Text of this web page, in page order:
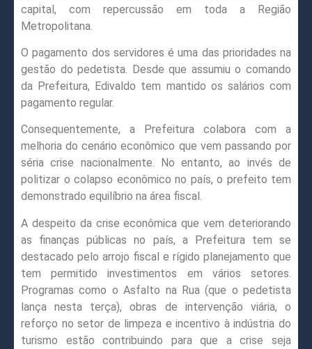
capital, com repercussão em toda a Região
Metropolitana.
O pagamento dos servidores é uma das prioridades na
gestão do pedetista. Desde que assumiu o comando
da Prefeitura, Edivaldo tem mantido os salários com
pagamento regular.
Consequentemente, a Prefeitura colabora com a
melhoria do cenário econômico que vem passando por
séria crise nacionalmente. No entanto, ao invés de
politizar o colapso econômico no país, o prefeito tem
demonstrado equilíbrio na área fiscal.
A despeito da crise econômica que vem deteriorando
as finanças públicas no país, a Prefeitura tem se
destacado pelo arrojo fiscal e rígido planejamento que
tem permitido investimentos em vários setores.
Programas como o Asfalto na Rua (que o pedetista
lança nesta terça), obras de intervenção viária, o
reforço no setor de limpeza e incentivo à indústria do
turismo estão contribuindo para que a crise seja